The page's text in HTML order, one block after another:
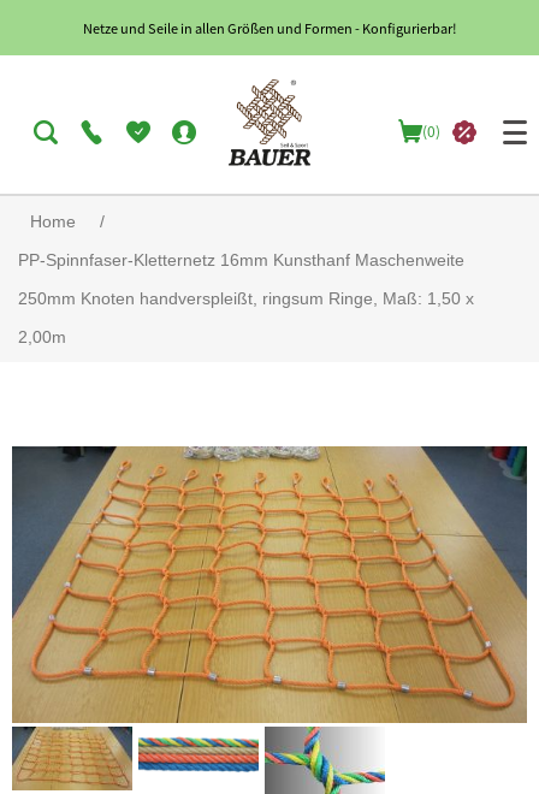
Netze und Seile in allen Größen und Formen - Konfigurierbar!
(0)
Home
/
PP-Spinnfaser-Kletternetz 16mm Kunsthanf Maschenweite
250mm Knoten handverspleißt, ringsum Ringe, Maß: 1,50 x
2,00m